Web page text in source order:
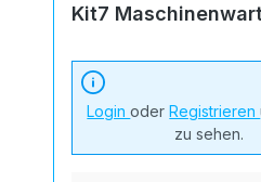
Kit7
LoginoderRegistrieren
zu sehen.